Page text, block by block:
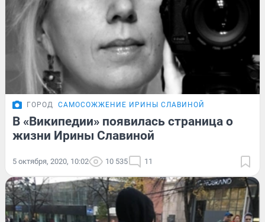
ГОРОД САМОСОЖЖЕНИЕ ИРИНЫ СЛАВИНОЙ
В «Википедии» появилась страница о
жизни Ирины Славиной
5 октября, 2020, 10:02 10 535 11